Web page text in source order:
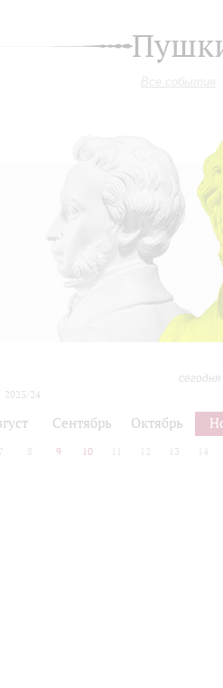
Все события
2023/24
Сентябрь Октябрь
7 8 9 10 12 13 14